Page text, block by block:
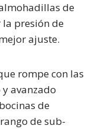
de
presión de
ajuste.
rompe con las
avanzado
de
de sub-